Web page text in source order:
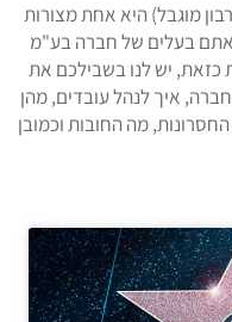
מוגבל) היא אחת מצורות
בעלים של חברה בע"מ
יש לנו בשבילכם את
איך לנהל עובדים, מהן
מה החובות וכמובן